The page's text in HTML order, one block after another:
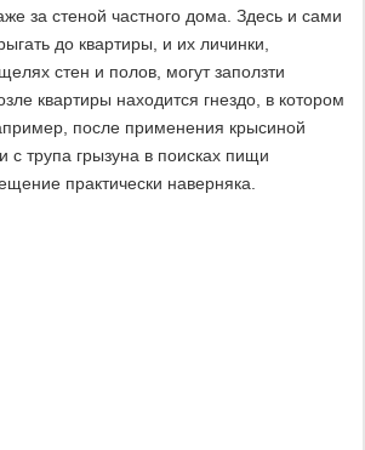
за стеной частного дома. Здесь и сами
до квартиры, и их личинки,
стен и полов, могут заползти
квартиры находится гнездо, в котором
после применения крысиной
с трупа грызуна в поисках пищи
практически наверняка.